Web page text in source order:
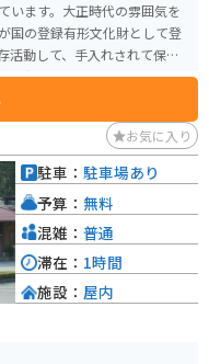
います。大正時代の雰囲気を
国の登録有形文化財として登
動して、手入れされて保存状
も無料。歴史を感じたい人に
お気に入り
駐車： 駐車場あり
予算： 無料
混雑： 普通
滞在： 1時間
施設： 屋内